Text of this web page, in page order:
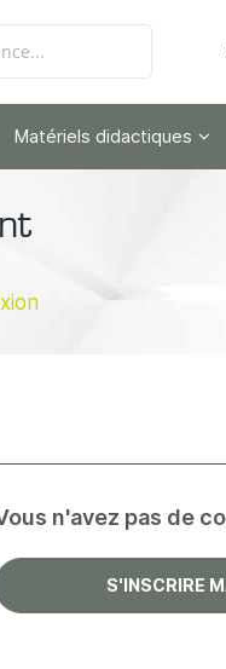
Matériels didactiques
n'avez pas de
S'INSCRIRE